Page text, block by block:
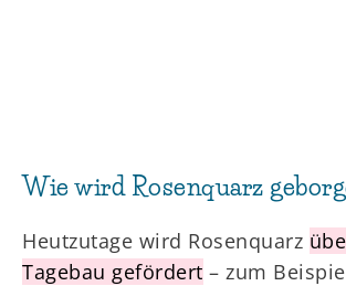
Wie wird Rosenquarz
Heutzutage wird Rosenquarz
Tagebau gefördert – zum